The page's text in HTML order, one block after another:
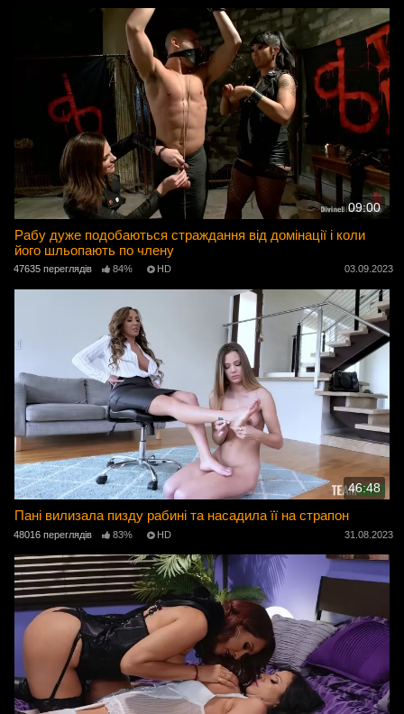
09:00
Рабу дуже подобаються страждання від домінації і коли
його шльопають по члену
47635 переглядів 84% HD 03.09.2023
46:48
Пані вилизала пизду рабині та насадила її на страпон
48016 переглядів 83% HD 31.08.2023